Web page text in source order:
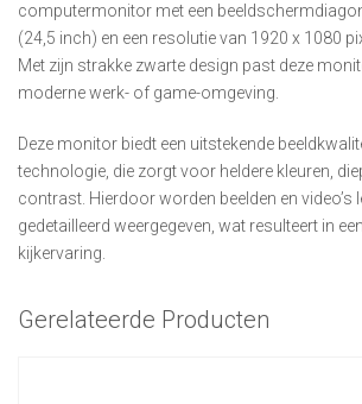
computermonitor met een
(24,5 inch) en een resolutie van 1920 x 1080
Met zijn strakke zwarte design past deze
moderne werk- of game-omgeving.
Deze monitor biedt een uitstekende
technologie, die zorgt voor heldere kleuren,
contrast. Hierdoor worden beelden en video’s
gedetailleerd weergegeven, wat resulteert in
kijkervaring.
Gerelateerde Producten